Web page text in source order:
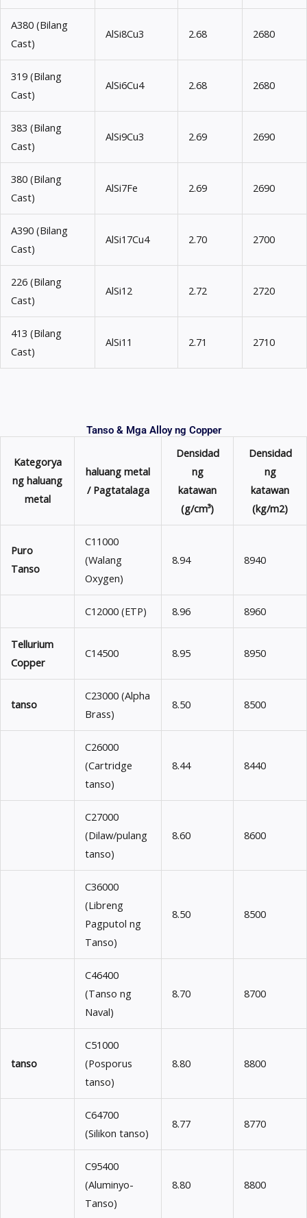
A380 (Bilang
Cast)
AlSi8Cu3 2.68 2680
319 (Bilang
Cast)
AlSi6Cu4 2.68 2680
383 (Bilang
Cast)
AlSi9Cu3 2.69 2690
380 (Bilang
Cast)
AlSi7Fe 2.69 2690
A390 (Bilang
Cast)
AlSi17Cu4 2.70 2700
226 (Bilang
Cast)
AlSi12 2.72 2720
413 (Bilang
Cast)
AlSi11 2.71 2710
Tanso & Mga Alloy ng Copper
Kategorya
ng haluang
metal
haluang metal
/ Pagtatalaga
Densidad
ng
katawan
(g/cm³)
Densidad
ng
katawan
(kg/m2)
Puro
Tanso
C11000
(Walang
Oxygen)
8.94 8940
C12000 (ETP) 8.96 8960
Tellurium
Copper
C14500 8.95 8950
tanso
C23000 (Alpha
Brass)
8.50 8500
C26000
(Cartridge
tanso)
8.44 8440
C27000
(Dilaw/pulang
tanso)
8.60 8600
C36000
(Libreng
Pagputol ng
Tanso)
8.50 8500
C46400
(Tanso ng
Naval)
8.70 8700
tanso
C51000
(Posporus
tanso)
8.80 8800
C64700
(Silikon tanso)
8.77 8770
C95400
(Aluminyo-
Tanso)
8.80 8800